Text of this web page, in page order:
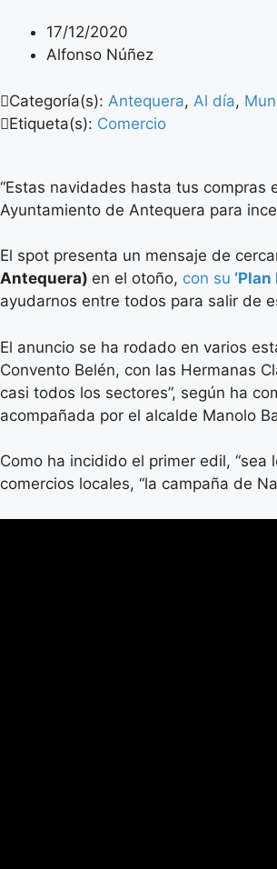
17/12/2020
Alfonso Núñez
Categoría(s): Antequera, Al día,
Etiqueta(s): Comercio
“Estas navidades hasta tus compras
Ayuntamiento de Antequera para
El spot presenta un mensaje de
Antequera) en el otoño, con su
ayudarnos entre todos para salir de
El anuncio se ha rodado en varios
Convento Belén, con las Hermanas
casi todos los sectores”, según ha
acompañada por el alcalde Manolo
Como ha incidido el primer edil,
comercios locales, “la campaña de